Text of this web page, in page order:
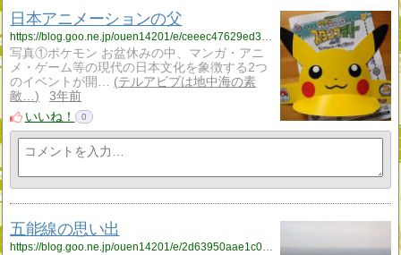
日本アニメーションの父
https://blog.goo.ne.jp/ouen14201/e/ceeec47629ed39cbf15632dab8199f21?fm=rss
写真①ポケモン お盆休みの中、マンガ・アニ
メ・ゲーム等の現代の日本文化を象徴する2つ
のイベントが開…
テルアビブは地中海の素
敵…
3年前
いいね！
0
五能線の思い出
https://blog.goo.ne.jp/ouen14201/e/2d63950aae1c02d3be12545f10655ac9?fm=rss